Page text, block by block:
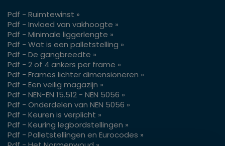
Pdf - Ruimtewinst »
Pdf - Invloed van vakhoogte »
Pdf - Minimale liggerlengte »
Pdf - Wat is een palletstelling »
Pdf - De gangbreedte »
Pdf - 2 of 4 ankers per frame »
Pdf - Frames lichter dimensioneren »
Pdf - Een veilig magazijn »
Pdf - NEN-EN 15.512 - NEN 5056 »
Pdf - Onderdelen van NEN 5056 »
Pdf - Keuren is verplicht »
Pdf - Keuring legbordstellingen »
Pdf - Palletstellingen en Eurocodes »